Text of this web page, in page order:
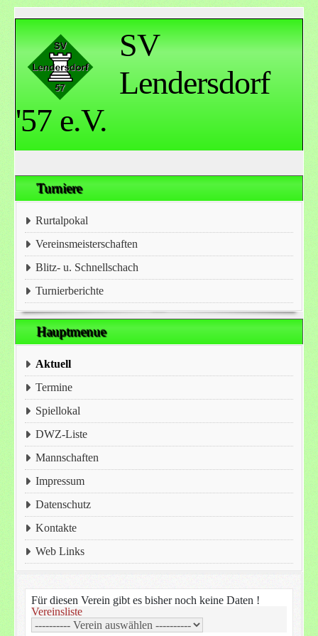
SV
Lendersdorf
'57 e.V.
Turniere
Rurtalpokal
Vereinsmeisterschaften
Blitz- u. Schnellschach
Turnierberichte
Hauptmenue
Aktuell
Termine
Spiellokal
DWZ-Liste
Mannschaften
Impressum
Datenschutz
Kontakte
Web Links
Für diesen Verein gibt es bisher noch keine Daten !
Vereinsliste